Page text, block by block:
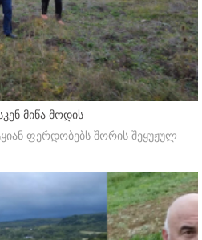
მიწა მოდის
ფერდობებს შორის შეყუჟულ